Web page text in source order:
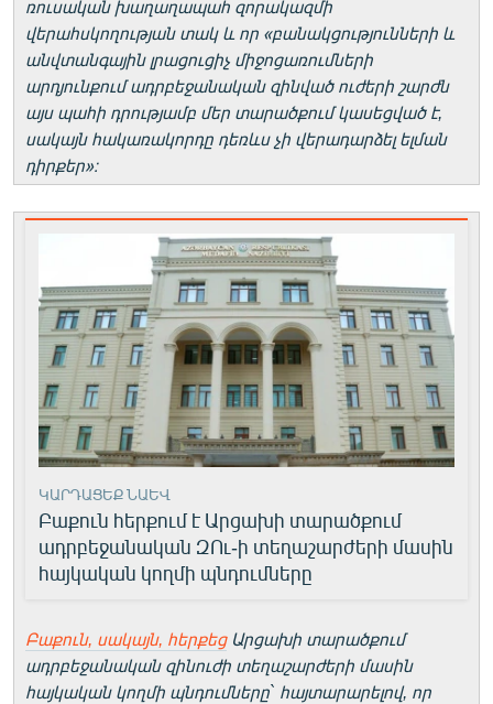
ռուսական խաղաղապահ զորակազմի
վերահսկողության տակ և որ «բանակցությունների և
անվտանգային լրացուցիչ միջոցառումների
արդյունքում ադրբեջանական զինված ուժերի շարժն
այս պահի դրությամբ մեր տարածքում կասեցված է,
սակայն հակառակորդը դեռևս չի վերադարձել ելման
դիրքեր»։
ԿԱՐԴԱՑԵՔ ՆԱԵՎ
Բաքուն հերքում է Արցախի տարածքում
ադրբեջանական ԶՈւ-ի տեղաշարժերի մասին
հայկական կողմի պնդումները
Բաքուն, սակայն, հերքեցԱրցախի տարածքում
ադրբեջանական զինուժի տեղաշարժերի մասին
հայկական կողմի պնդումները` հայտարարելով, որ